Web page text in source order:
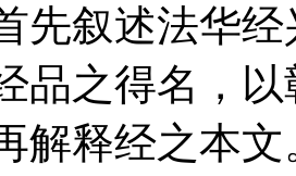
先叙述法华
品之得名，
解释经之本